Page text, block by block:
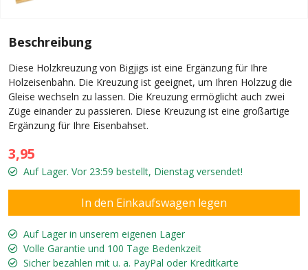
Beschreibung
Diese Holzkreuzung von Bigjigs ist eine Ergänzung für Ihre
Holzeisenbahn. Die Kreuzung ist geeignet, um Ihren Holzzug die
Gleise wechseln zu lassen. Die Kreuzung ermöglicht auch zwei
Züge einander zu passieren. Diese Kreuzung ist eine großartige
Ergänzung für Ihre Eisenbahset.
3,95
Auf Lager. Vor 23:59 bestellt, Dienstag versendet!
Auf Lager in unserem eigenen Lager
Volle Garantie und 100 Tage Bedenkzeit
Sicher bezahlen mit u. a. PayPal oder Kreditkarte